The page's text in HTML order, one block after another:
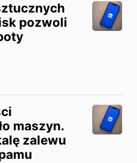
pozwoli
maszyn.
zalewu